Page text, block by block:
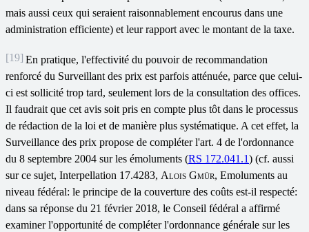
mais aussi ceux qui seraient raisonnablement encourus dans une
administration efficiente) et leur rapport avec le montant de la taxe.
[19] En pratique, l'effectivité du pouvoir de recommandation
renforcé du Surveillant des prix est parfois atténuée, parce que celui-
ci est sollicité trop tard, seulement lors de la consultation des offices.
Il faudrait que cet avis soit pris en compte plus tôt dans le processus
de rédaction de la loi et de manière plus systématique. A cet effet, la
Surveillance des prix propose de compléter l'art. 4 de l'ordonnance
du 8 septembre 2004 sur les émoluments (RS 172.041.1) (cf. aussi
sur ce sujet, Interpellation 17.4283, Alois Gmür, Emoluments au
niveau fédéral: le principe de la couverture des coûts est-il respecté:
dans sa réponse du 21 février 2018, le Conseil fédéral a affirmé
examiner l'opportunité de compléter l'ordonnance générale sur les